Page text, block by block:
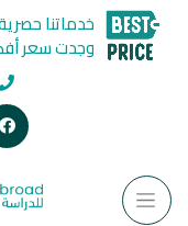
خدماتنا
وجدت سعر